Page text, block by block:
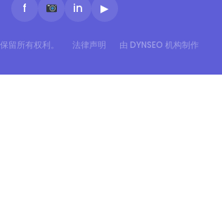
f in ▶
留所有权利。 法律声明 由 DYNSEO 机构制作